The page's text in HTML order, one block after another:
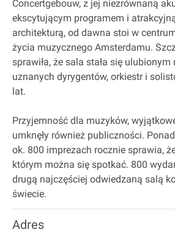
Concertgebouw, z jej niezrównaną
ekscytującym programem i
architekturą, od dawna stoi w
życia muzycznego Amsterdamu.
sprawiła, że sala stała się
uznanych dyrygentów, orkiestr i
lat.
Przyjemność dla muzyków,
umknęły również publiczności.
ok. 800 imprezach rocznie sprawia,
którym można się spotkać. 800
drugą najczęściej odwiedzaną salą
świecie.
Adres